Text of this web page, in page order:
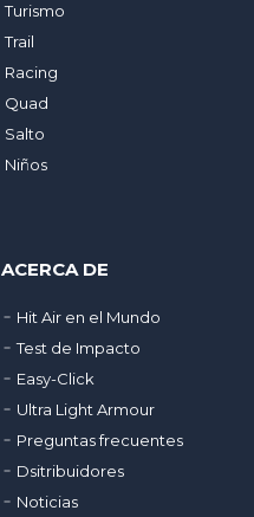
Turismo
Trail
Racing
Quad
Salto
Niños
ACERCA DE
Hit Air en el Mundo
Test de Impacto
Easy-Click
Ultra Light Armour
Preguntas frecuentes
Dsitribuidores
Noticias